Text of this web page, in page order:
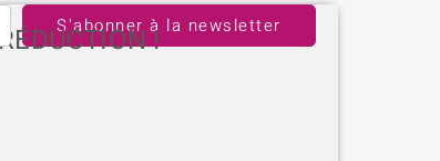
!
S'abonner à la newsletter